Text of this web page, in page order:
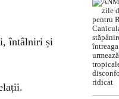
întâlniri și